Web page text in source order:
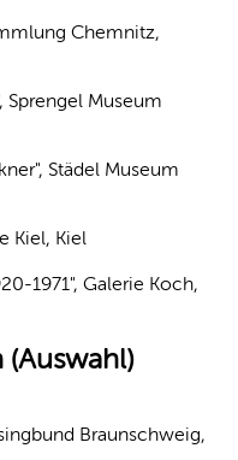
Chemnitz,
Sprengel Museum
Städel Museum
Kiel, Kiel
1971", Galerie Koch,
Braunschweig,